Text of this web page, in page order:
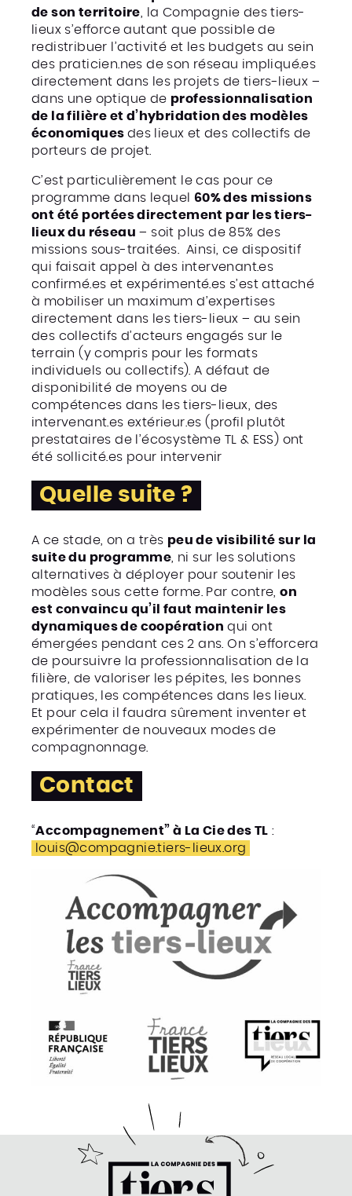
de son territoire , la Compagnie des tiers-
lieux s’efforce autant que possible de
redistribuer l’activité et les budgets au sein
des praticien.nes de son réseau impliqué.es
directement dans les projets de tiers-lieux –
dans une optique de professionnalisation
de la filière et d’hybridation des modèles
économiques des lieux et des collectifs de
porteurs de projet.
C’est particulièrement le cas pour ce
programme dans lequel 60% des missions
ont été portées directement par les tiers-
lieux du réseau – soit plus de 85% des
missions sous-traitées. Ainsi, ce dispositif
qui faisait appel à des intervenant.es
confirmé.es et expérimenté.es s’est attaché
à mobiliser un maximum d’expertises
directement dans les tiers-lieux – au sein
des collectifs d’acteurs engagés sur le
terrain (y compris pour les formats
individuels ou collectifs). A défaut de
disponibilité de moyens ou de
compétences dans les tiers-lieux, des
intervenant.es extérieur.es (profil plutôt
prestataires de l’écosystème TL & ESS) ont
été sollicité.es pour intervenir
Quelle suite ?
A ce stade, on a très peu de visibilité sur la
suite du programme , ni sur les solutions
alternatives à déployer pour soutenir les
modèles sous cette forme. Par contre,on
est convaincu qu’il faut maintenir les
dynamiques de coopération qui ont
émergées pendant ces 2 ans. On s’efforcera
de poursuivre la professionnalisation de la
filière, de valoriser les pépites, les bonnes
pratiques, les compétences dans les lieux.
Et pour cela il faudra sûrement inventer et
expérimenter de nouveaux modes de
compagnonnage.
Contact
“Accompagnement” à La Cie des TL :
louis@compagnie.tiers-lieux.org